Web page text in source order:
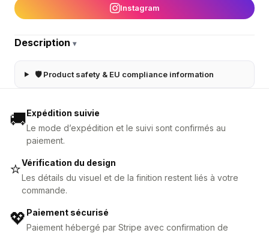
Instagram
Description ▾
🛡 Product safety & EU compliance information
🚚Expédition suivie
Le mode d’expédition et le suivi sont confirmés au
paiement.
⭐Vérification du design
Les détails du visuel et de la finition restent liés à votre
commande.
💖 Paiement sécurisé
Paiement hébergé par Stripe avec confirmation de